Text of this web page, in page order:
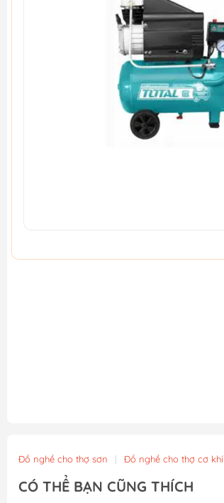
Đồ nghề cho thợ sơn | Đồ nghề cho thợ cơ khí
CÓ THỂ BẠN CŨNG THÍCH